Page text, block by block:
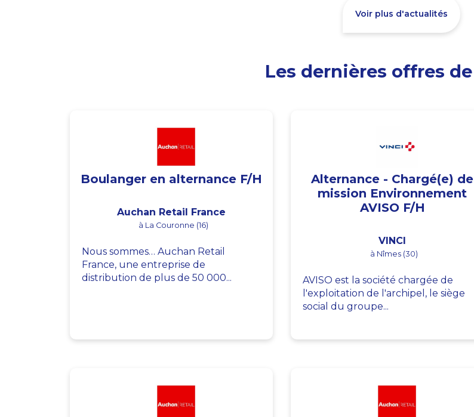
Voir plus d'actualités
Les dernières offres de
Boulanger en alternance F/H
Auchan Retail France
à La Couronne (16)
Nous sommes… Auchan Retail
France, une entreprise de
distribution de plus de 50 000...
Alternance - Chargé(e) de
mission Environnement
AVISO F/H
VINCI
à Nîmes (30)
AVISO est la société chargée de
l'exploitation de l'archipel, le siège
social du groupe...